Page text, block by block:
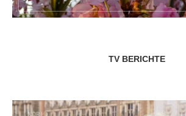
TV BERICHTE